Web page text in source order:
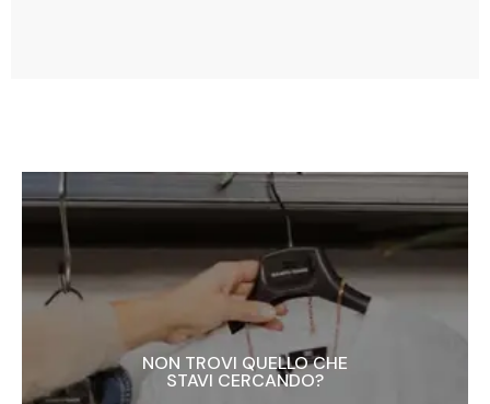
NON TROVI QUELLO CHE
STAVI CERCANDO?